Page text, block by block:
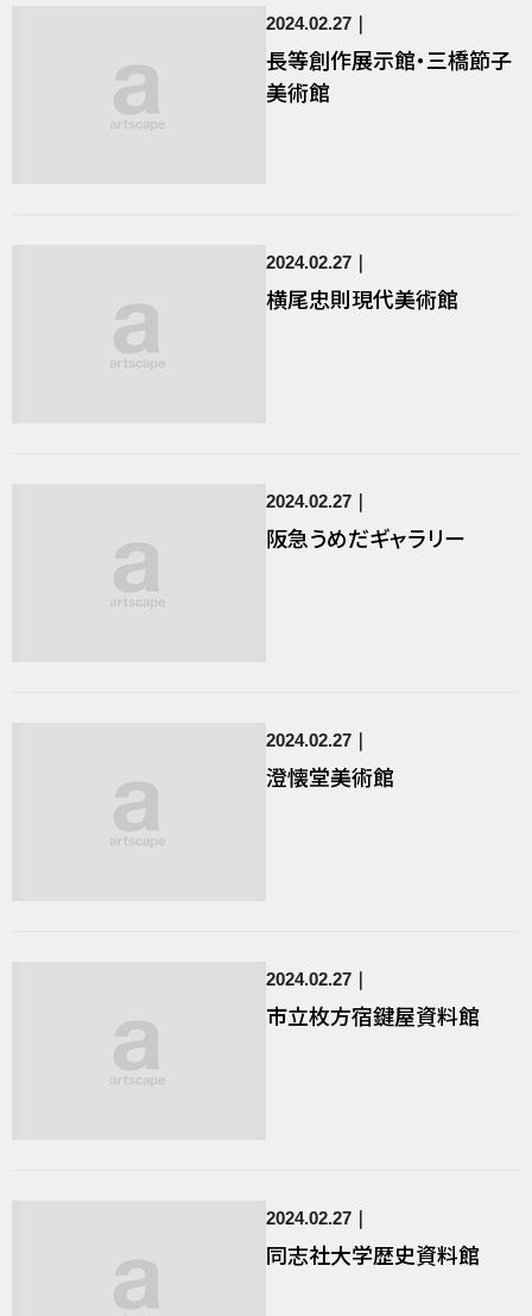
2024.02.27
長等創作展示館・三橋節子
美術館
2024.02.27
横尾忠則現代美術館
2024.02.27
阪急うめだギャラリー
2024.02.27
澄懐堂美術館
2024.02.27
市立枚方宿鍵屋資料館
2024.02.27
同志社大学歴史資料館